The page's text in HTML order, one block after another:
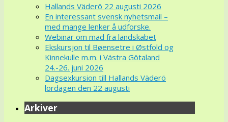
Hallands Väderö 22 augusti 2026
En interessant svensk nyhetsmail –
med mange lenker å udforske.
Webinar om mad fra landskabet
Ekskursjon til Bøensetre i Østfold og
Kinnekulle m.m. i Västra Götaland
24.-26. juni 2026
Dagsexkursion till Hallands Väderö
lördagen den 22 augusti
Arkiver